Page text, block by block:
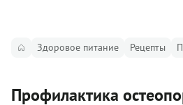
Здоровое питание Рецепты
Профилактика